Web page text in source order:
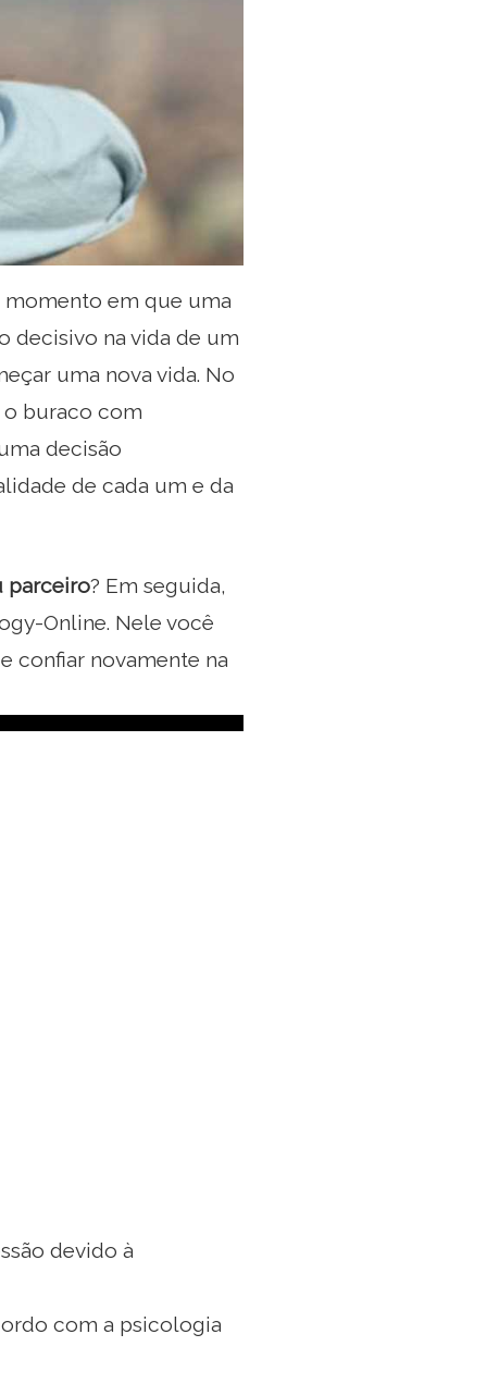
momento em que uma
decisivo na vida de um
uma nova vida. No
o buraco com
decisão
de cada um e da
parceiro? Em seguida,
Online. Nele você
confiar novamente na
devido à
com a psicologia